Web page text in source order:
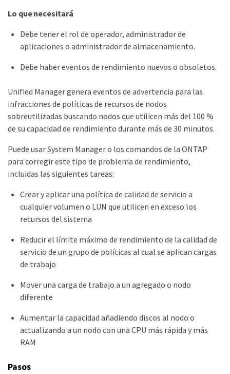
Lo que necesitará
Debe tener el rol de operador, administrador de
aplicaciones o administrador de almacenamiento.
Debe haber eventos de rendimiento nuevos o obsoletos.
Unified Manager genera eventos de advertencia para las
infracciones de políticas de recursos de nodos
sobreutilizadas buscando nodos que utilicen más del 100 %
de su capacidad de rendimiento durante más de 30 minutos.
Puede usar System Manager o los comandos de la ONTAP
para corregir este tipo de problema de rendimiento,
incluidas las siguientes tareas:
Crear y aplicar una política de calidad de servicio a
cualquier volumen o LUN que utilicen en exceso los
recursos del sistema
Reducir el límite máximo de rendimiento de la calidad de
servicio de un grupo de políticas al cual se aplican cargas
de trabajo
Mover una carga de trabajo a un agregado o nodo
diferente
Aumentar la capacidad añadiendo discos al nodo o
actualizando a un nodo con una CPU más rápida y más
RAM
Pasos